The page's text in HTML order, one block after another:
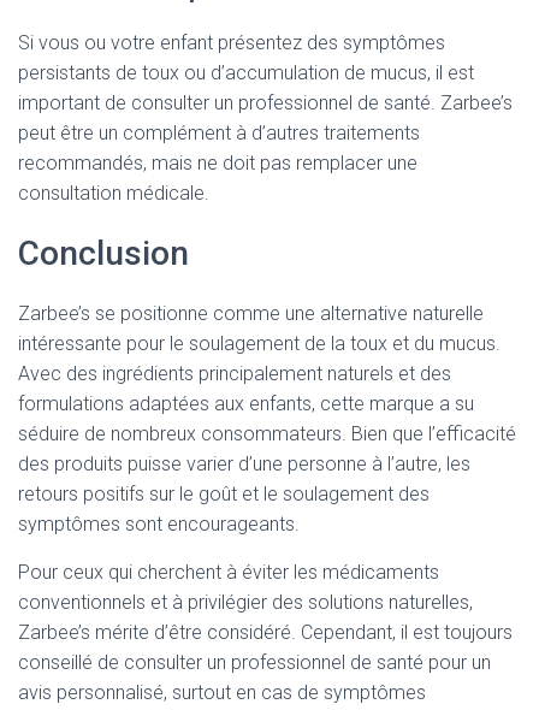
Si vous ou votre enfant présentez des symptômes
persistants de toux ou d’accumulation de mucus, il est
important de consulter un professionnel de santé. Zarbee’s
peut être un complément à d’autres traitements
recommandés, mais ne doit pas remplacer une
consultation médicale.
Conclusion
Zarbee’s se positionne comme une alternative naturelle
intéressante pour le soulagement de la toux et du mucus.
Avec des ingrédients principalement naturels et des
formulations adaptées aux enfants, cette marque a su
séduire de nombreux consommateurs. Bien que l’efficacité
des produits puisse varier d’une personne à l’autre, les
retours positifs sur le goût et le soulagement des
symptômes sont encourageants.
Pour ceux qui cherchent à éviter les médicaments
conventionnels et à privilégier des solutions naturelles,
Zarbee’s mérite d’être considéré. Cependant, il est toujours
conseillé de consulter un professionnel de santé pour un
avis personnalisé, surtout en cas de symptômes